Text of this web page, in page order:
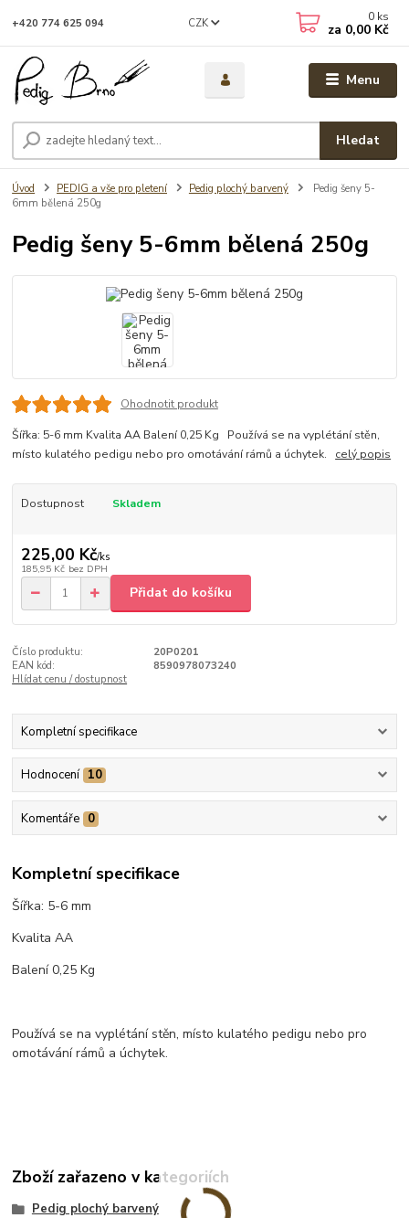
Menu
CZK
Hledat
+420 774 625 094 0 ks
za 0,00 Kč
Úvod PEDIG a vše pro pletení Pedig plochý barvený
Pedig šeny 5-
6mm bělená 250g
Pedig šeny 5-6mm bělená 250g
Ohodnotit produkt
Šířka: 5-6 mm Kvalita AA Balení 0,25 Kg Používá se na vyplétání stěn,
místo kulatého pedigu nebo pro omotávání rámů a úchytek. celý popis
Dostupnost Skladem
225,00 Kč/ks
185,95 Kč bez DPH
Přidat do košíku
Číslo produktu:
20P0201
EAN kód:
8590978073240
Hlídat cenu / dostupnost
Kompletní specifikace
Hodnocení 10
Komentáře 0
Kompletní specifikace
Šířka: 5-6 mm
Kvalita AA
Balení 0,25 Kg
Používá se na vyplétání stěn, místo kulatého pedigu nebo pro
omotávání rámů a úchytek.
Zboží zařazeno v kategoriích
Pedig plochý barvený